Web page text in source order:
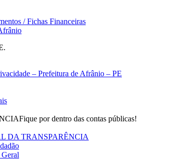
/ Fichas Financeiras
– Prefeitura de Afrânio – PE
Fique por dentro das contas públicas!
DA TRANSPARÊNCIA